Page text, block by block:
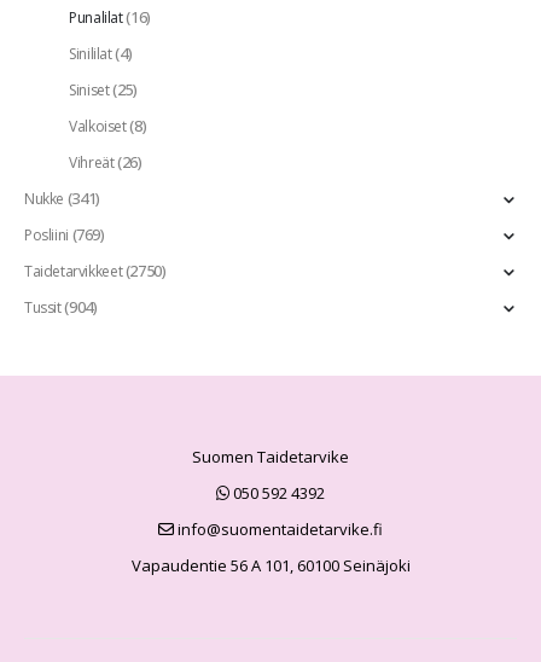
Punalilat(16)
Sinililat(4)
Siniset(25)
Valkoiset(8)
Vihreät(26)
Nukke (341)
Posliini (769)
Taidetarvikkeet(2750)
Tussit(904)
Suomen Taidetarvike
050 592 4392
info@suomentaidetarvike.fi
Vapaudentie 56 A 101, 60100 Seinäjoki